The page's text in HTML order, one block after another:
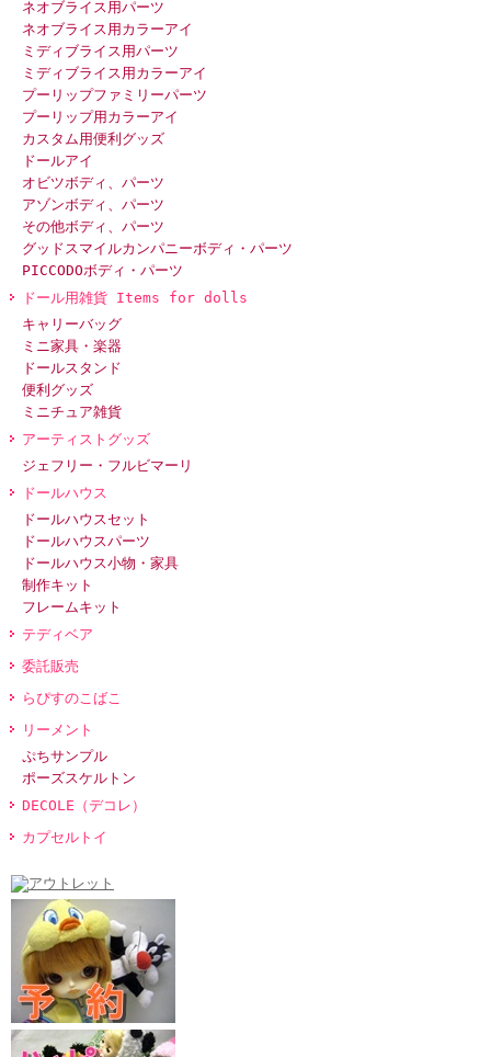
ネオブライス用パーツ
ネオブライス用カラーアイ
ミディブライス用パーツ
ミディブライス用カラーアイ
プーリップファミリーパーツ
プーリップ用カラーアイ
カスタム用便利グッズ
ドールアイ
オビツボディ、パーツ
アゾンボディ、パーツ
その他ボディ、パーツ
グッドスマイルカンパニーボディ・パーツ
PICCODOボディ・パーツ
ドール用雑貨 Items for dolls
キャリーバッグ
ミニ家具・楽器
ドールスタンド
便利グッズ
ミニチュア雑貨
アーティストグッズ
ジェフリー・フルビマーリ
ドールハウス
ドールハウスセット
ドールハウスパーツ
ドールハウス小物・家具
制作キット
フレームキット
テディベア
委託販売
らぴすのこばこ
リーメント
ぷちサンプル
ポーズスケルトン
DECOLE（デコレ）
カプセルトイ